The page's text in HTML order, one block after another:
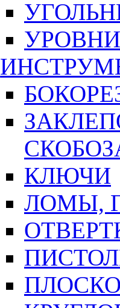
УРОВНИ
КЛЮЧИ
ЛОМЫ,